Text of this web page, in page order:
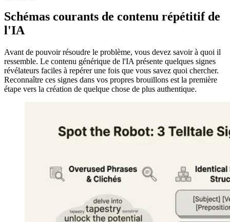
Schémas courants de contenu répétitif de
l'IA
Avant de pouvoir résoudre le problème, vous devez savoir à quoi il
ressemble. Le contenu générique de l'IA présente quelques signes
révélateurs faciles à repérer une fois que vous savez quoi chercher.
Reconnaître ces signes dans vos propres brouillons est la première
étape vers la création de quelque chose de plus authentique.